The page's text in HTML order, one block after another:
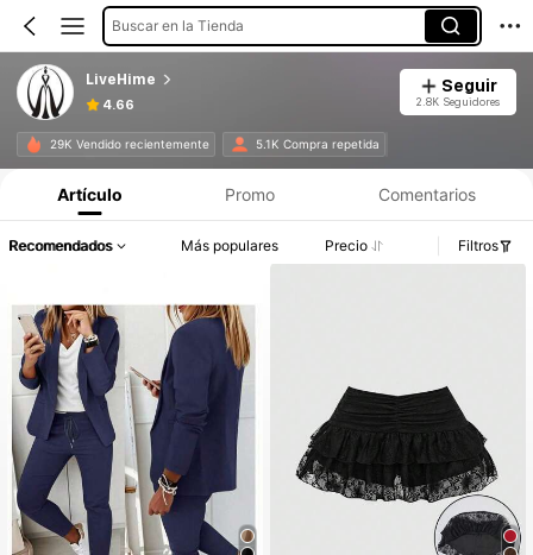
Buscar en la Tienda
LiveHime
4.66
Seguir
2.8K Seguidores
29K Vendido recientemente 5.1K Compra repetida
Artículo Promo Comentarios
Recomendados Más populares Precio Filtros